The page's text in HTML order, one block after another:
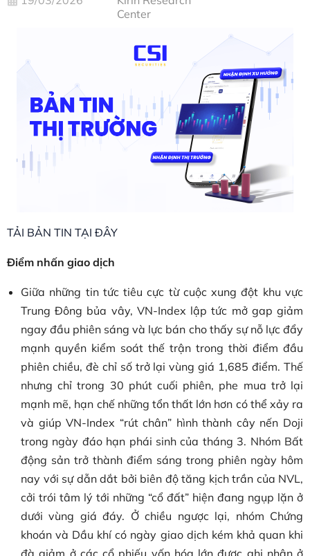
Center
TẢI BẢN TIN TẠI ĐÂY
Điểm nhấn giao dịch
Giữa những tin tức tiêu cực từ cuộc xung đột khu vực
Trung Đông bủa vây, VN-Index lập tức mở gap giảm
ngay đầu phiên sáng và lực bán cho thấy sự nỗ lực đẩy
mạnh quyền kiểm soát thế trận trong thời điểm đầu
phiên chiều, đè chỉ số trở lại vùng giá 1,685 điểm. Thế
nhưng chỉ trong 30 phút cuối phiên, phe mua trở lại
mạnh mẽ, hạn chế những tổn thất lớn hơn có thể xảy ra
và giúp VN-Index “rút chân” hình thành cây nến Doji
trong ngày đáo hạn phái sinh của tháng 3. Nhóm Bất
động sản trở thành điểm sáng trong phiên ngày hôm
nay với sự dẫn dắt bởi biên độ tăng kịch trần của NVL,
cởi trói tâm lý tới những “cổ đất” hiện đang ngụp lặn ở
dưới vùng giá đáy. Ở chiều ngược lại, nhóm Chứng
khoán và Dầu khí có ngày giao dịch kém khả quan khi
đà giảm ở các cổ phiếu vốn hóa lớn được ghi nhận ở